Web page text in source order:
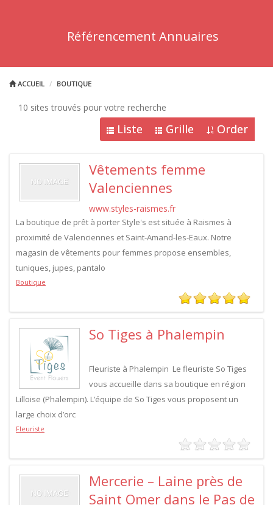
Référencement Annuaires
ACCUEIL BOUTIQUE
10 sites trouvés pour votre recherche
Liste Grille Order
Vêtements femme
Valenciennes
www.styles-raismes.fr
La boutique de prêt à porter Style's est située à Raismes à
proximité de Valenciennes et Saint-Amand-les-Eaux. Notre
magasin de vêtements pour femmes propose ensembles,
tuniques, jupes, pantalo
Boutique
So Tiges à Phalempin
Fleuriste à Phalempin Le fleuriste So Tiges
vous accueille dans sa boutique en région
Lilloise (Phalempin). L’équipe de So Tiges vous proposent un
large choix d’orc
Fleuriste
Mercerie – Laine près de
Saint Omer dans le Pas de